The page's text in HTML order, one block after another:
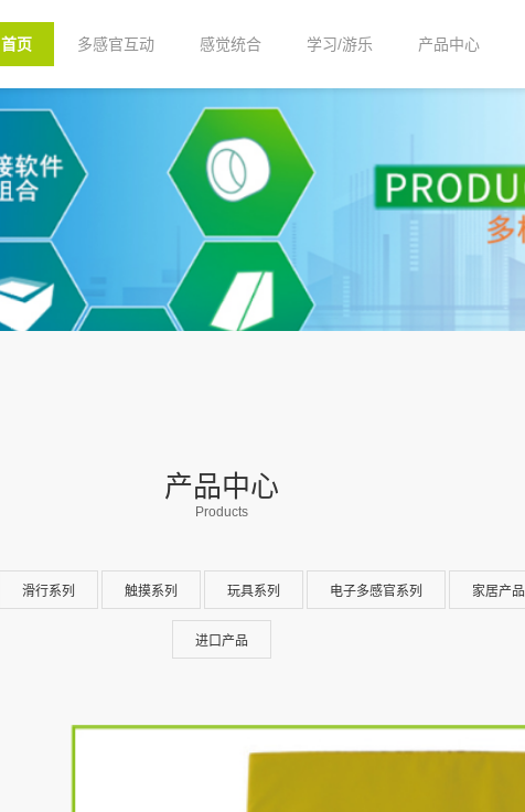
首页 多感官互动 感觉统合 学习/游乐 产品中心
产品中心
Products
滑行系列 触摸系列 玩具系列 电子多感官系列 家居产品
进口产品